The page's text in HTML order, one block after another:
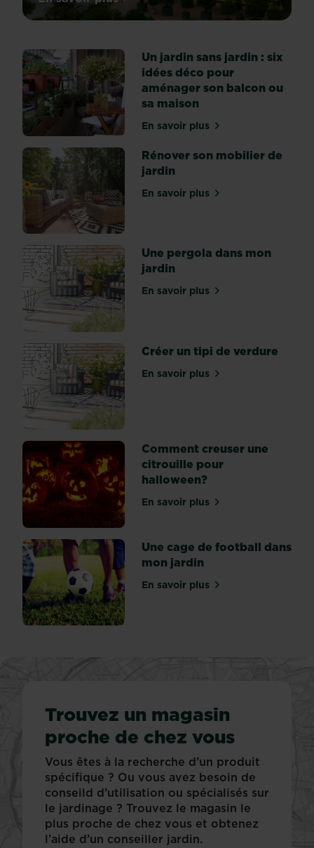
jardins,
peu
de
pays
atteignent
le
même
degré
de
perfectionnement
la
France.
Si
nos
propres
jardins
ressemblent
des
sanctuaires
dédiés
à
la
sérénité,
à
la
paix
et
à
sur Les 10 jardins préférés des Français
Un jardin sans jardin : six
idées déco pour
aménager son balcon ou
sa maison
En savoir plussur Un jardin sans jardin :
Rénover son mobilier de
jardin
En savoir plussur Rénover son mobilier
Une pergola dans mon
jardin
En savoir plussur Une pergola dans
Créer un tipi de verdure
En savoir plussur Créer un tipi de
Comment creuser une
citrouille pour
halloween?
En savoir plussur Comment creuser
Une cage de football dans
mon jardin
En savoir plussur Une cage de football
Trouvez un magasin
proche de chez vous
Vous êtes à la recherche d’un produit
spécifique ? Ou vous avez besoin de
conseild d’utilisation ou spécialisés sur
le jardinage ? Trouvez le magasin le
plus proche de chez vous et obtenez
l’aide d’un conseiller jardin.